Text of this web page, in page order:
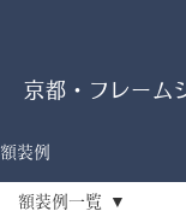
京都・フレーム
額装例
額装例一覧